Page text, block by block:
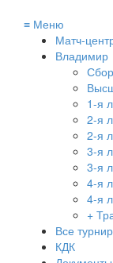
≡ Меню
Матч-
Владимир
1-я
2-я
2-я
3-я
3-я
4-я
4-я
+
Все
КДК